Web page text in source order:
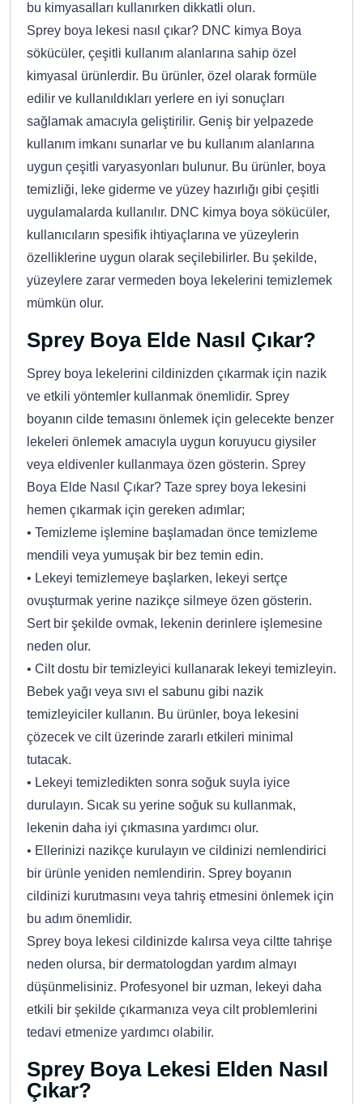
bu kimyasalları kullanırken dikkatli olun.
Sprey boya lekesi nasıl çıkar? DNC kimya Boya
sökücüler, çeşitli kullanım alanlarına sahip özel
kimyasal ürünlerdir. Bu ürünler, özel olarak formüle
edilir ve kullanıldıkları yerlere en iyi sonuçları
sağlamak amacıyla geliştirilir. Geniş bir yelpazede
kullanım imkanı sunarlar ve bu kullanım alanlarına
uygun çeşitli varyasyonları bulunur. Bu ürünler, boya
temizliği, leke giderme ve yüzey hazırlığı gibi çeşitli
uygulamalarda kullanılır. DNC kimya boya sökücüler,
kullanıcıların spesifik ihtiyaçlarına ve yüzeylerin
özelliklerine uygun olarak seçilebilirler. Bu şekilde,
yüzeylere zarar vermeden boya lekelerini temizlemek
mümkün olur.
Sprey Boya Elde Nasıl Çıkar?
Sprey boya lekelerini cildinizden çıkarmak için nazik
ve etkili yöntemler kullanmak önemlidir. Sprey
boyanın cilde temasını önlemek için gelecekte benzer
lekeleri önlemek amacıyla uygun koruyucu giysiler
veya eldivenler kullanmaya özen gösterin. Sprey
Boya Elde Nasıl Çıkar? Taze sprey boya lekesini
hemen çıkarmak için gereken adımlar;
• Temizleme işlemine başlamadan önce temizleme
mendili veya yumuşak bir bez temin edin.
• Lekeyi temizlemeye başlarken, lekeyi sertçe
ovuşturmak yerine nazikçe silmeye özen gösterin.
Sert bir şekilde ovmak, lekenin derinlere işlemesine
neden olur.
• Cilt dostu bir temizleyici kullanarak lekeyi temizleyin.
Bebek yağı veya sıvı el sabunu gibi nazik
temizleyiciler kullanın. Bu ürünler, boya lekesini
çözecek ve cilt üzerinde zararlı etkileri minimal
tutacak.
• Lekeyi temizledikten sonra soğuk suyla iyice
durulayın. Sıcak su yerine soğuk su kullanmak,
lekenin daha iyi çıkmasına yardımcı olur.
• Ellerinizi nazikçe kurulayın ve cildinizi nemlendirici
bir ürünle yeniden nemlendirin. Sprey boyanın
cildinizi kurutmasını veya tahriş etmesini önlemek için
bu adım önemlidir.
Sprey boya lekesi cildinizde kalırsa veya ciltte tahrişe
neden olursa, bir dermatologdan yardım almayı
düşünmelisiniz. Profesyonel bir uzman, lekeyi daha
etkili bir şekilde çıkarmanıza veya cilt problemlerini
tedavi etmenize yardımcı olabilir.
Sprey Boya Lekesi Elden Nasıl
Çıkar?